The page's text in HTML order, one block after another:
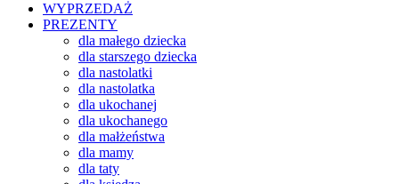
WYPRZEDAŻ
PREZENTY
dla małego dziecka
dla starszego dziecka
dla nastolatki
dla nastolatka
dla ukochanej
dla ukochanego
dla małżeństwa
dla mamy
dla taty